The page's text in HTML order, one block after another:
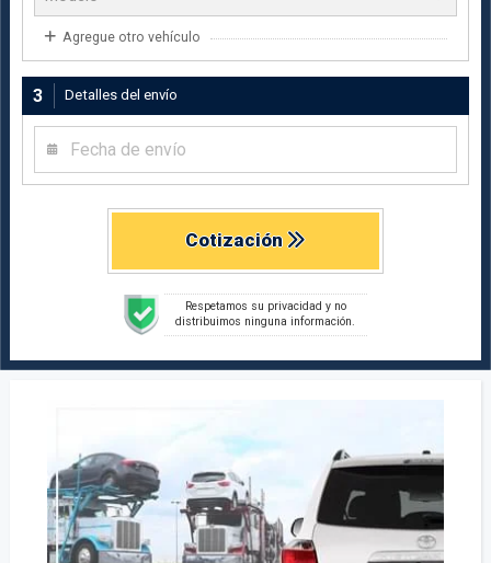
Agregue otro vehículo
3 Detalles del envío
Cotización
Respetamos su privacidad y no
distribuimos ninguna información.